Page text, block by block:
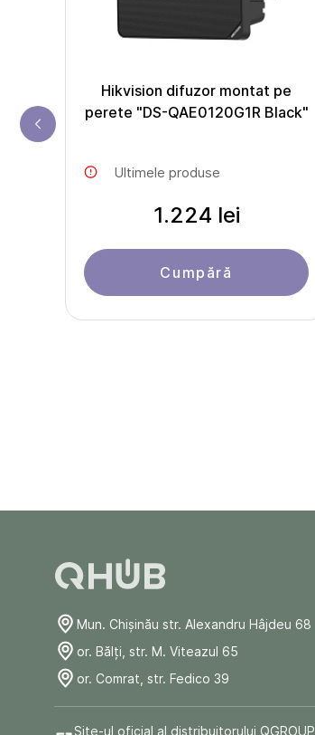
Hikvision difuzor montat pe
perete "DS-QAE0120G1R Black"
Ultimele produse
1.224 lei
Cumpără
Mun. Chişinău str. Alexandru Hâjdeu 68
or. Bălți, str. M. Viteazul 65
or. Comrat, str. Fedico 39
Site-ul oficial al distribuitorului QGROUP